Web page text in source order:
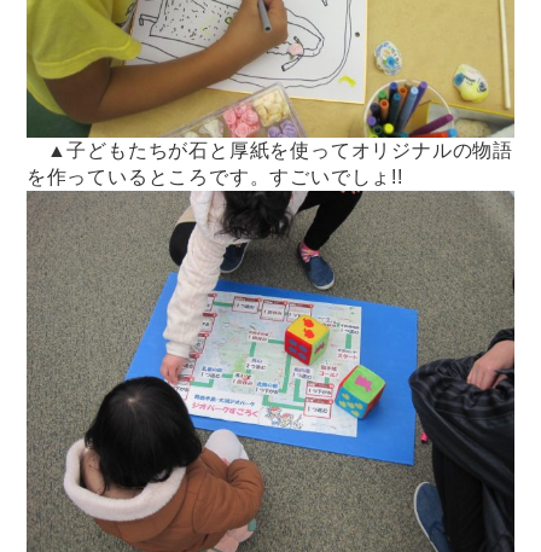
▲子どもたちが石と厚紙を使ってオリジナルの物語
を作っているところです。すごいでしょ!!